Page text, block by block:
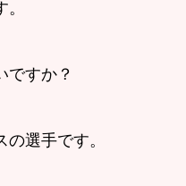
すか？
選手です。